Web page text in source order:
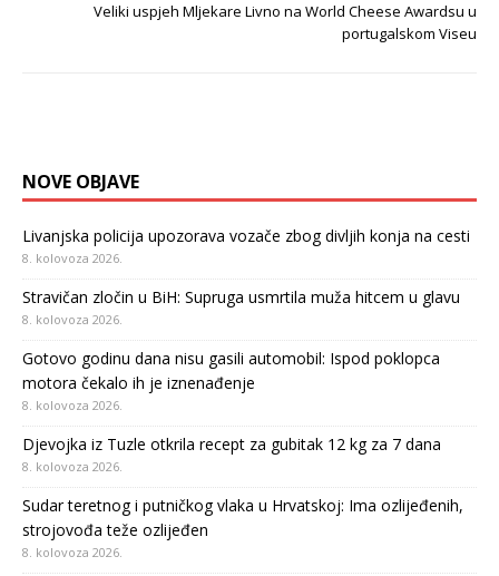
Veliki uspjeh Mljekare Livno na World Cheese Awardsu u
portugalskom Viseu
NOVE OBJAVE
Livanjska policija upozorava vozače zbog divljih konja na cesti
8. kolovoza 2026.
Stravičan zločin u BiH: Supruga usmrtila muža hitcem u glavu
8. kolovoza 2026.
Gotovo godinu dana nisu gasili automobil: Ispod poklopca
motora čekalo ih je iznenađenje
8. kolovoza 2026.
Djevojka iz Tuzle otkrila recept za gubitak 12 kg za 7 dana
8. kolovoza 2026.
Sudar teretnog i putničkog vlaka u Hrvatskoj: Ima ozlijeđenih,
strojovođa teže ozlijeđen
8. kolovoza 2026.